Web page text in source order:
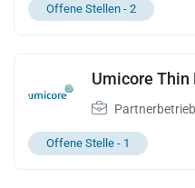
Offene Stellen - 2
Umicore Thin
Offene Stelle - 1